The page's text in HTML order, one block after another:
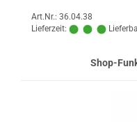
Art.Nr.: 36.04.38
Lieferzeit:
Shop-